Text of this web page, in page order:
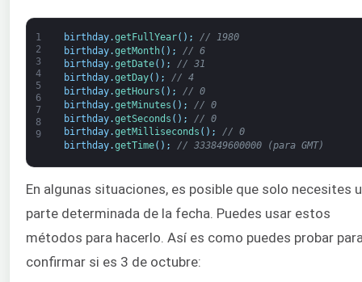
1
2
3
4
5
6
7
8
9
birthday.getFullYear( ) ;
// 1980
birthday.getMonth( ) ;
// 6
birthday.getDate( ) ;
// 31
birthday.getDay( ) ;
// 4
birthday.getHours ( ) ;
// 0
birthday.getMinutes ( ) ;
// 0
birthday.getSeconds ( ) ;
// 0
birthday.getMilliseconds ( ) ;
// 0
birthday.getTime( ) ; // 333849600000 (para GMT)
En algunas situaciones, es posible que solo necesites
parte determinada de la fecha. Puedes usar estos
métodos para hacerlo. Así es como puedes probar
confirmar si es 3 de octubre: